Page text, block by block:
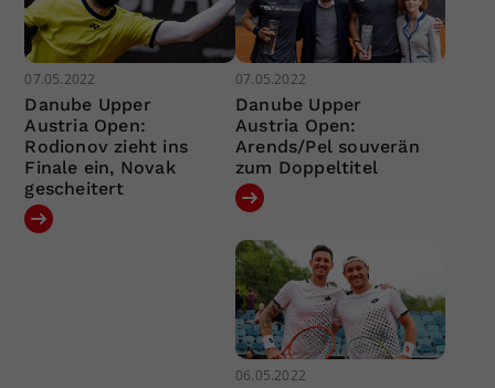
07.05.2022
Danube Upper
Austria Open:
Rodionov zieht ins
Finale ein, Novak
gescheitert
07.05.2022
Danube Upper
Austria Open:
Arends/Pel souverän
zum Doppeltitel
06.05.2022